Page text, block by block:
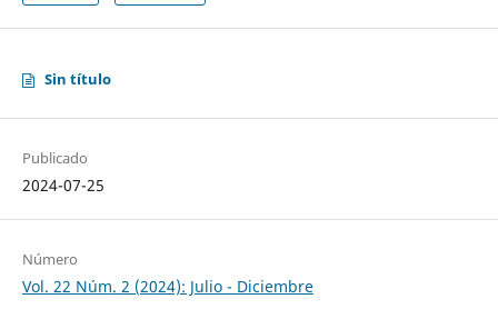
Sin título
Publicado
2024-07-25
Número
Vol. 22 Núm. 2 (2024): Julio - Diciembre